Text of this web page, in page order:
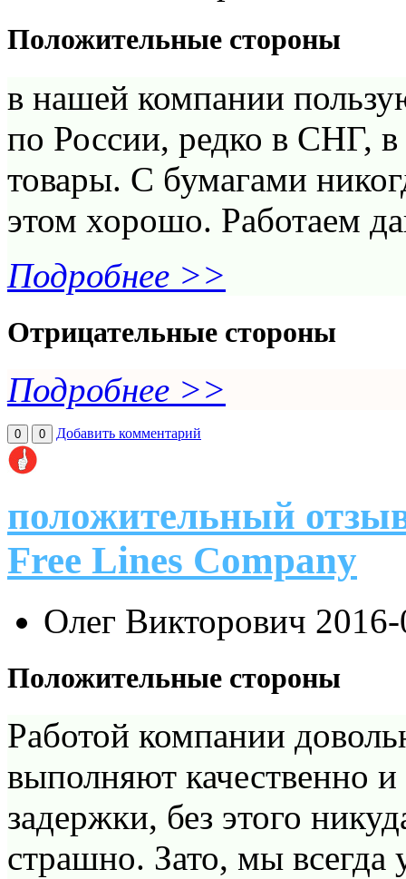
Положительные стороны
в нашей компании
по России, редко в СНГ,
товары. С бумагами
этом хорошо. Работаем
Подробнее >>
Отрицательные стороны
Подробнее >>
0 0 Добавить комментарий
положительный
Free Lines Company
Олег Викторович
Положительные стороны
Работой компании
выполняют качественно
задержки, без этого
страшно. Зато, мы всегда